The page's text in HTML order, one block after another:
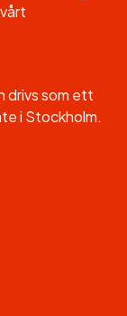
drivs som ett
i Stockholm.